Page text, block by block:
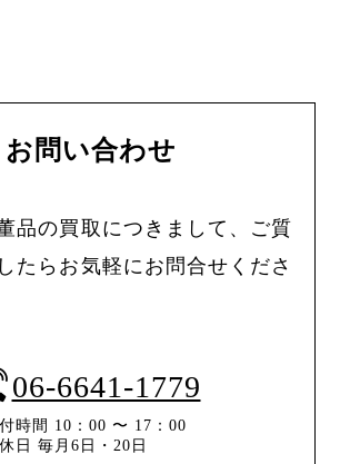
お問い合わせ
品の買取につきまして、ご質
たらお気軽にお問合せくださ
06-6641-1779
時間 10：00 〜 17：00
日 毎月6日・20日